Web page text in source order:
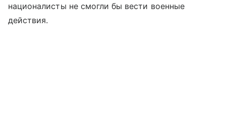
националисты не смогли бы вести военные
действия.